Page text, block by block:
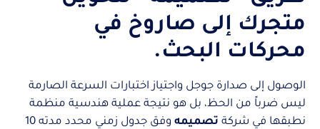
متجرك إلى صاروخ في
محركات البحث.
الوصول إلى صدارة جوجل واجتياز اختبارات السرعة الصارمة
ليس ضرباً من الحظ، بل هو نتيجة عملية هندسية منظمة
نطبقها في شركة تصميمه
وفق جدول زمني محدد مدته 10